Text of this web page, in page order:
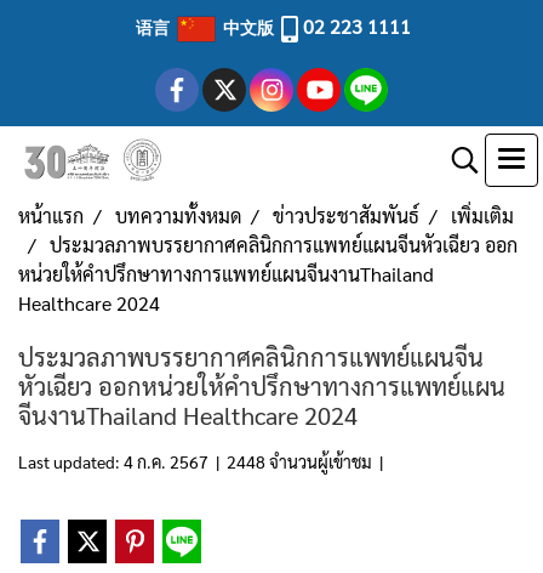
语言 中文版 02 223 1111
หน้าแรก บทความทั้งหมด ข่าวประชาสัมพันธ์
เพิ่มเติม
ประมวลภาพบรรยากาศคลินิกการแพทย์แผนจีนหัวเฉียว ออก
หน่วยให้คำปรึกษาทางการแพทย์แผนจีนงานThailand
Healthcare 2024
ประมวลภาพบรรยากาศคลินิกการแพทย์แผนจีน
หัวเฉียว ออกหน่วยให้คำปรึกษาทางการแพทย์แผน
จีนงานThailand Healthcare 2024
Last updated: 4 ก.ค. 2567 | 2448 จำนวนผู้เข้าชม |